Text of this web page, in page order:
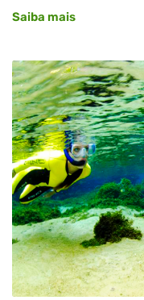
Saiba mais